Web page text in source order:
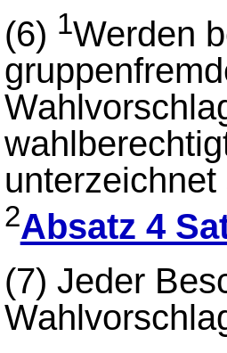
(6) 1Werden
2Absatz 4
(7) Jeder